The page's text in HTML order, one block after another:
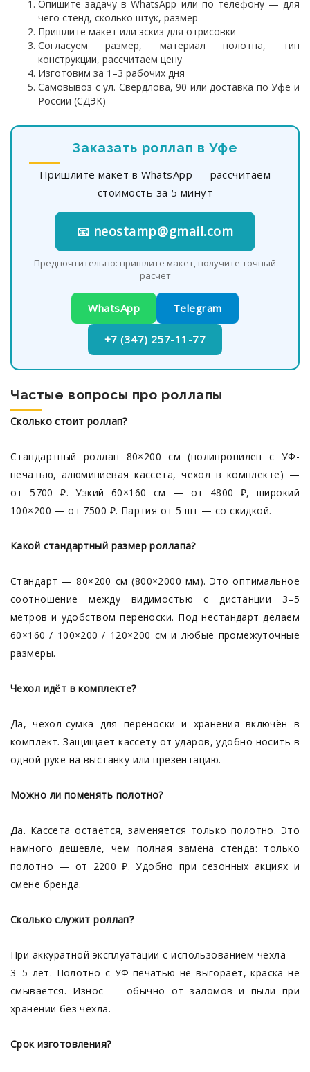
Опишите задачу в WhatsApp или по телефону — для
чего стенд, сколько штук, размер
Пришлите макет или эскиз для отрисовки
Согласуем размер, материал полотна, тип
конструкции, рассчитаем цену
Изготовим за 1–3 рабочих дня
Самовывоз с ул. Свердлова, 90 или доставка по Уфе и
России (СДЭК)
Заказать роллап в Уфе
Пришлите макет в WhatsApp — рассчитаем
стоимость за 5 минут
📧 neostamp@gmail.com
Предпочтительно: пришлите макет, получите точный
расчёт
WhatsApp Telegram
+7 (347) 257-11-77
Частые вопросы про роллапы
Сколько стоит роллап?
Стандартный роллап 80×200 см (полипропилен с УФ-
печатью, алюминиевая кассета, чехол в комплекте) —
от 5700 ₽. Узкий 60×160 см — от 4800 ₽, широкий
100×200 — от 7500 ₽. Партия от 5 шт — со скидкой.
Какой стандартный размер роллапа?
Стандарт — 80×200 см (800×2000 мм). Это оптимальное
соотношение между видимостью с дистанции 3–5
метров и удобством переноски. Под нестандарт делаем
60×160 / 100×200 / 120×200 см и любые промежуточные
размеры.
Чехол идёт в комплекте?
Да, чехол-сумка для переноски и хранения включён в
комплект. Защищает кассету от ударов, удобно носить в
одной руке на выставку или презентацию.
Можно ли поменять полотно?
Да. Кассета остаётся, заменяется только полотно. Это
намного дешевле, чем полная замена стенда: только
полотно — от 2200 ₽. Удобно при сезонных акциях и
смене бренда.
Сколько служит роллап?
При аккуратной эксплуатации с использованием чехла —
3–5 лет. Полотно с УФ-печатью не выгорает, краска не
смывается. Износ — обычно от заломов и пыли при
хранении без чехла.
Срок изготовления?